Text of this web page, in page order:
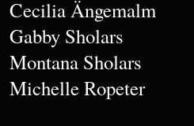
Cecilia Ängemalm
Gabby Sholars
Montana Sholars
Michelle Ropeter